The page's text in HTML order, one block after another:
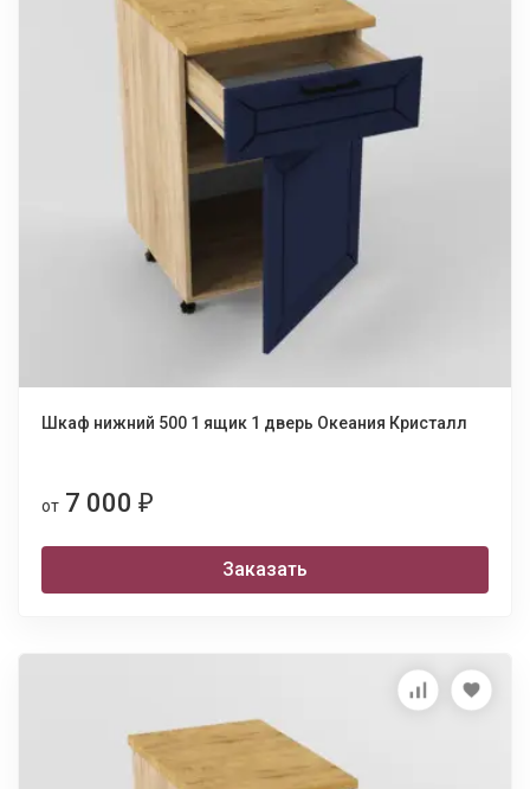
Шкаф нижний 500 1 ящик 1 дверь Океания Кристалл
от 7 000 ₽
Заказать